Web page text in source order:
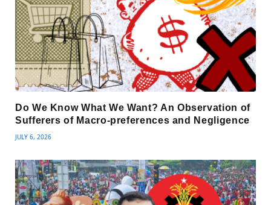
Do We Know What We Want? An Observation of
Sufferers of Macro-preferences and Negligence
JULY 6, 2026